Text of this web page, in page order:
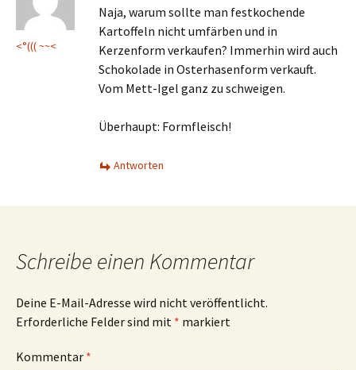
<°((( ~~<
Naja, warum sollte man festkochende
Kartoffeln nicht umfärben und in
Kerzenform verkaufen? Immerhin wird auch
Schokolade in Osterhasenform verkauft.
Vom Mett-Igel ganz zu schweigen.
Überhaupt: Formfleisch!
Antworten
Schreibe einen Kommentar
Deine E-Mail-Adresse wird nicht veröffentlicht.
Erforderliche Felder sind mit * markiert
Kommentar *